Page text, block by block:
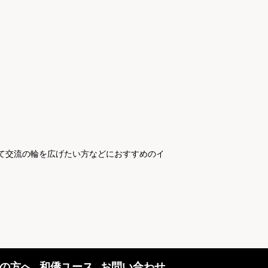
流の輪を広げたい方などにおすすめのイ